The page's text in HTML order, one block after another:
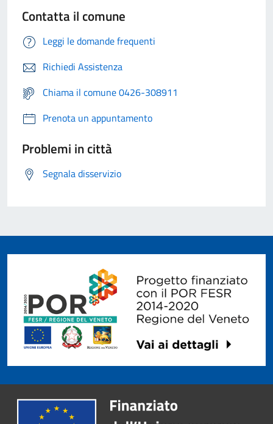
Contatta il comune
Leggi le domande frequenti
Richiedi Assistenza
Chiama il comune 0426-308911
Prenota un appuntamento
Problemi in città
Segnala disservizio